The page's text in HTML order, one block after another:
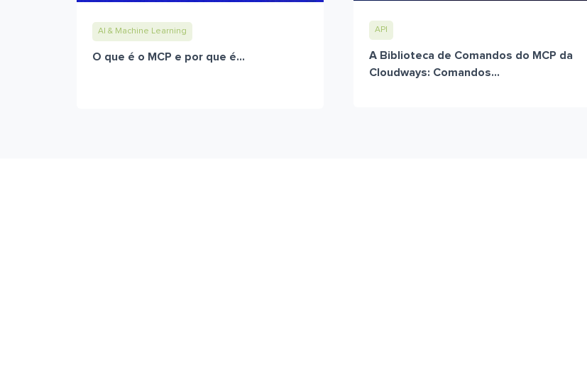
AI & Machine Learning
O que é o MCP e por que é...
API
A Biblioteca de Comandos do MCP da
Cloudways: Comandos...